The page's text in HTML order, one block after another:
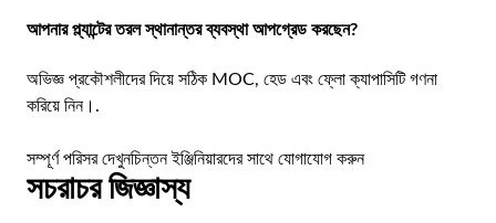
আপনার প্ল্যান্টের তরল স্থানান্তর ব্যবস্থা আপগ্রেড করছেন?
অভিজ্ঞ প্রকৌশলীদের দিয়ে সঠিক MOC, হেড এবং ফ্লো ক্যাপাসিটি গণনা
করিয়ে নিন।.
সম্পূর্ণ পরিসর দেখুনচিন্তন ইঞ্জিনিয়ারদের সাথে যোগাযোগ করুন
সচরাচর জিজ্ঞাস্য